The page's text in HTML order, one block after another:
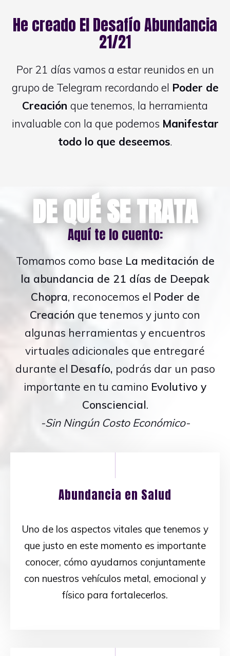
He creado El Desafío Abundancia
21/21
Por 21 días vamos a estar reunidos en un
grupo de Telegram recordando el Poder de
Creación que tenemos, la herramienta
invaluable con la que podemos Manifestar
todo lo que deseemos.
DE QUÉ SE TRATA
Aquí te lo cuento:
Tomamos como base La meditación de
la abundancia de 21 días de Deepak
Chopra, reconocemos el Poder de
Creación que tenemos y junto con
algunas herramientas y encuentros
virtuales adicionales que entregaré
durante el Desafío, podrás dar un paso
importante en tu camino Evolutivo y
Consciencial.
-Sin Ningún Costo Económico-
Abundancia en Salud
Uno de los aspectos vitales que tenemos y
que justo en este momento es importante
conocer, cómo ayudarnos conjuntamente
con nuestros vehículos metal, emocional y
físico para fortalecerlos.